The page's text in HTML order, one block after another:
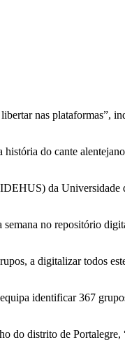
nas plataformas”,
do cante
da Universidade
no repositório
a digitalizar todos
identificar 367
do distrito de